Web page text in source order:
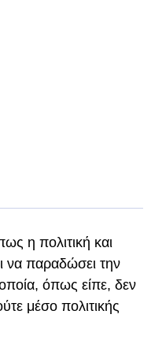
η πολιτική και
να παραδώσει την
όπως είπε, δεν
μέσο πολιτικής